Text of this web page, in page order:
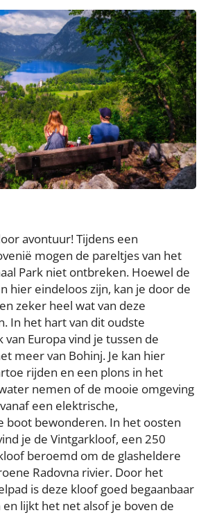
avontuur! Tijdens een
mogen de pareltjes van het
Park niet ontbreken. Hoewel de
hier eindeloos zijn, kan je door de
zeker heel wat van deze
In het hart van dit oudste
van Europa vind je tussen de
meer van Bohinj. Je kan hier
rijden en een plons in het
nemen of de mooie omgeving
een elektrische,
boot bewonderen. In het oosten
je de Vintgarkloof, een 250
beroemd om de glasheldere
Radovna rivier. Door het
is deze kloof goed begaanbaar
lijkt het net alsof je boven de